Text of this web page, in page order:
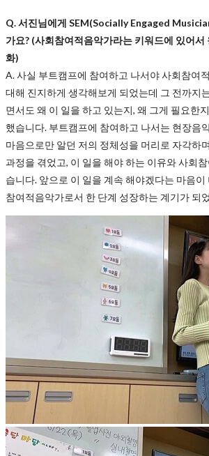
Q. 서진님에게 SEM(Socially Engaged
가요? (사회참여적음악가라는 키워드에 있어서
화)
A. 사실 부트캠프에 참여하고 나서야 사회참여
대해 진지하게 생각해보게 되었는데 그 전까지
면서도 왜 이 일을 하고 있는지, 왜 그게 필요한
했습니다. 부트캠프에 참여하고 나서는 현장음
마음으로만 알던 저의 정체성을 머리로 자각하
과정을 겪었고, 이 일을 해야 하는 이유와 사회
습니다. 앞으로 이 일을 계속 해야겠다는 마음이
참여적음악가로서 한 단계 성장하는 계기가 되